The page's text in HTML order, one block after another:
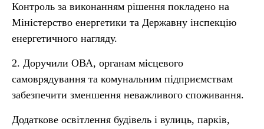
Контроль за виконанням рішення покладено на
Міністерство енергетики та Державну інспекцію
енергетичного нагляду.
2. Доручили ОВА, органам місцевого
самоврядування та комунальним підприємствам
забезпечити зменшення неважливого споживання.
Додаткове освітлення будівель і вулиць, парків,